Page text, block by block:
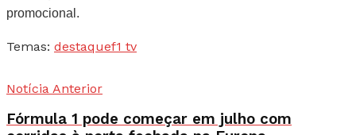
promocional.
Temas: destaquef1 tv
Notícia Anterior
Fórmula 1 pode começar em julho com